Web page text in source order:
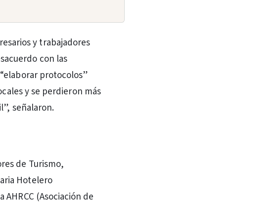
y trabajadores
con las
protocolos”
y se perdieron más
señalaron.
de Turismo,
Hotelero
(Asociación de